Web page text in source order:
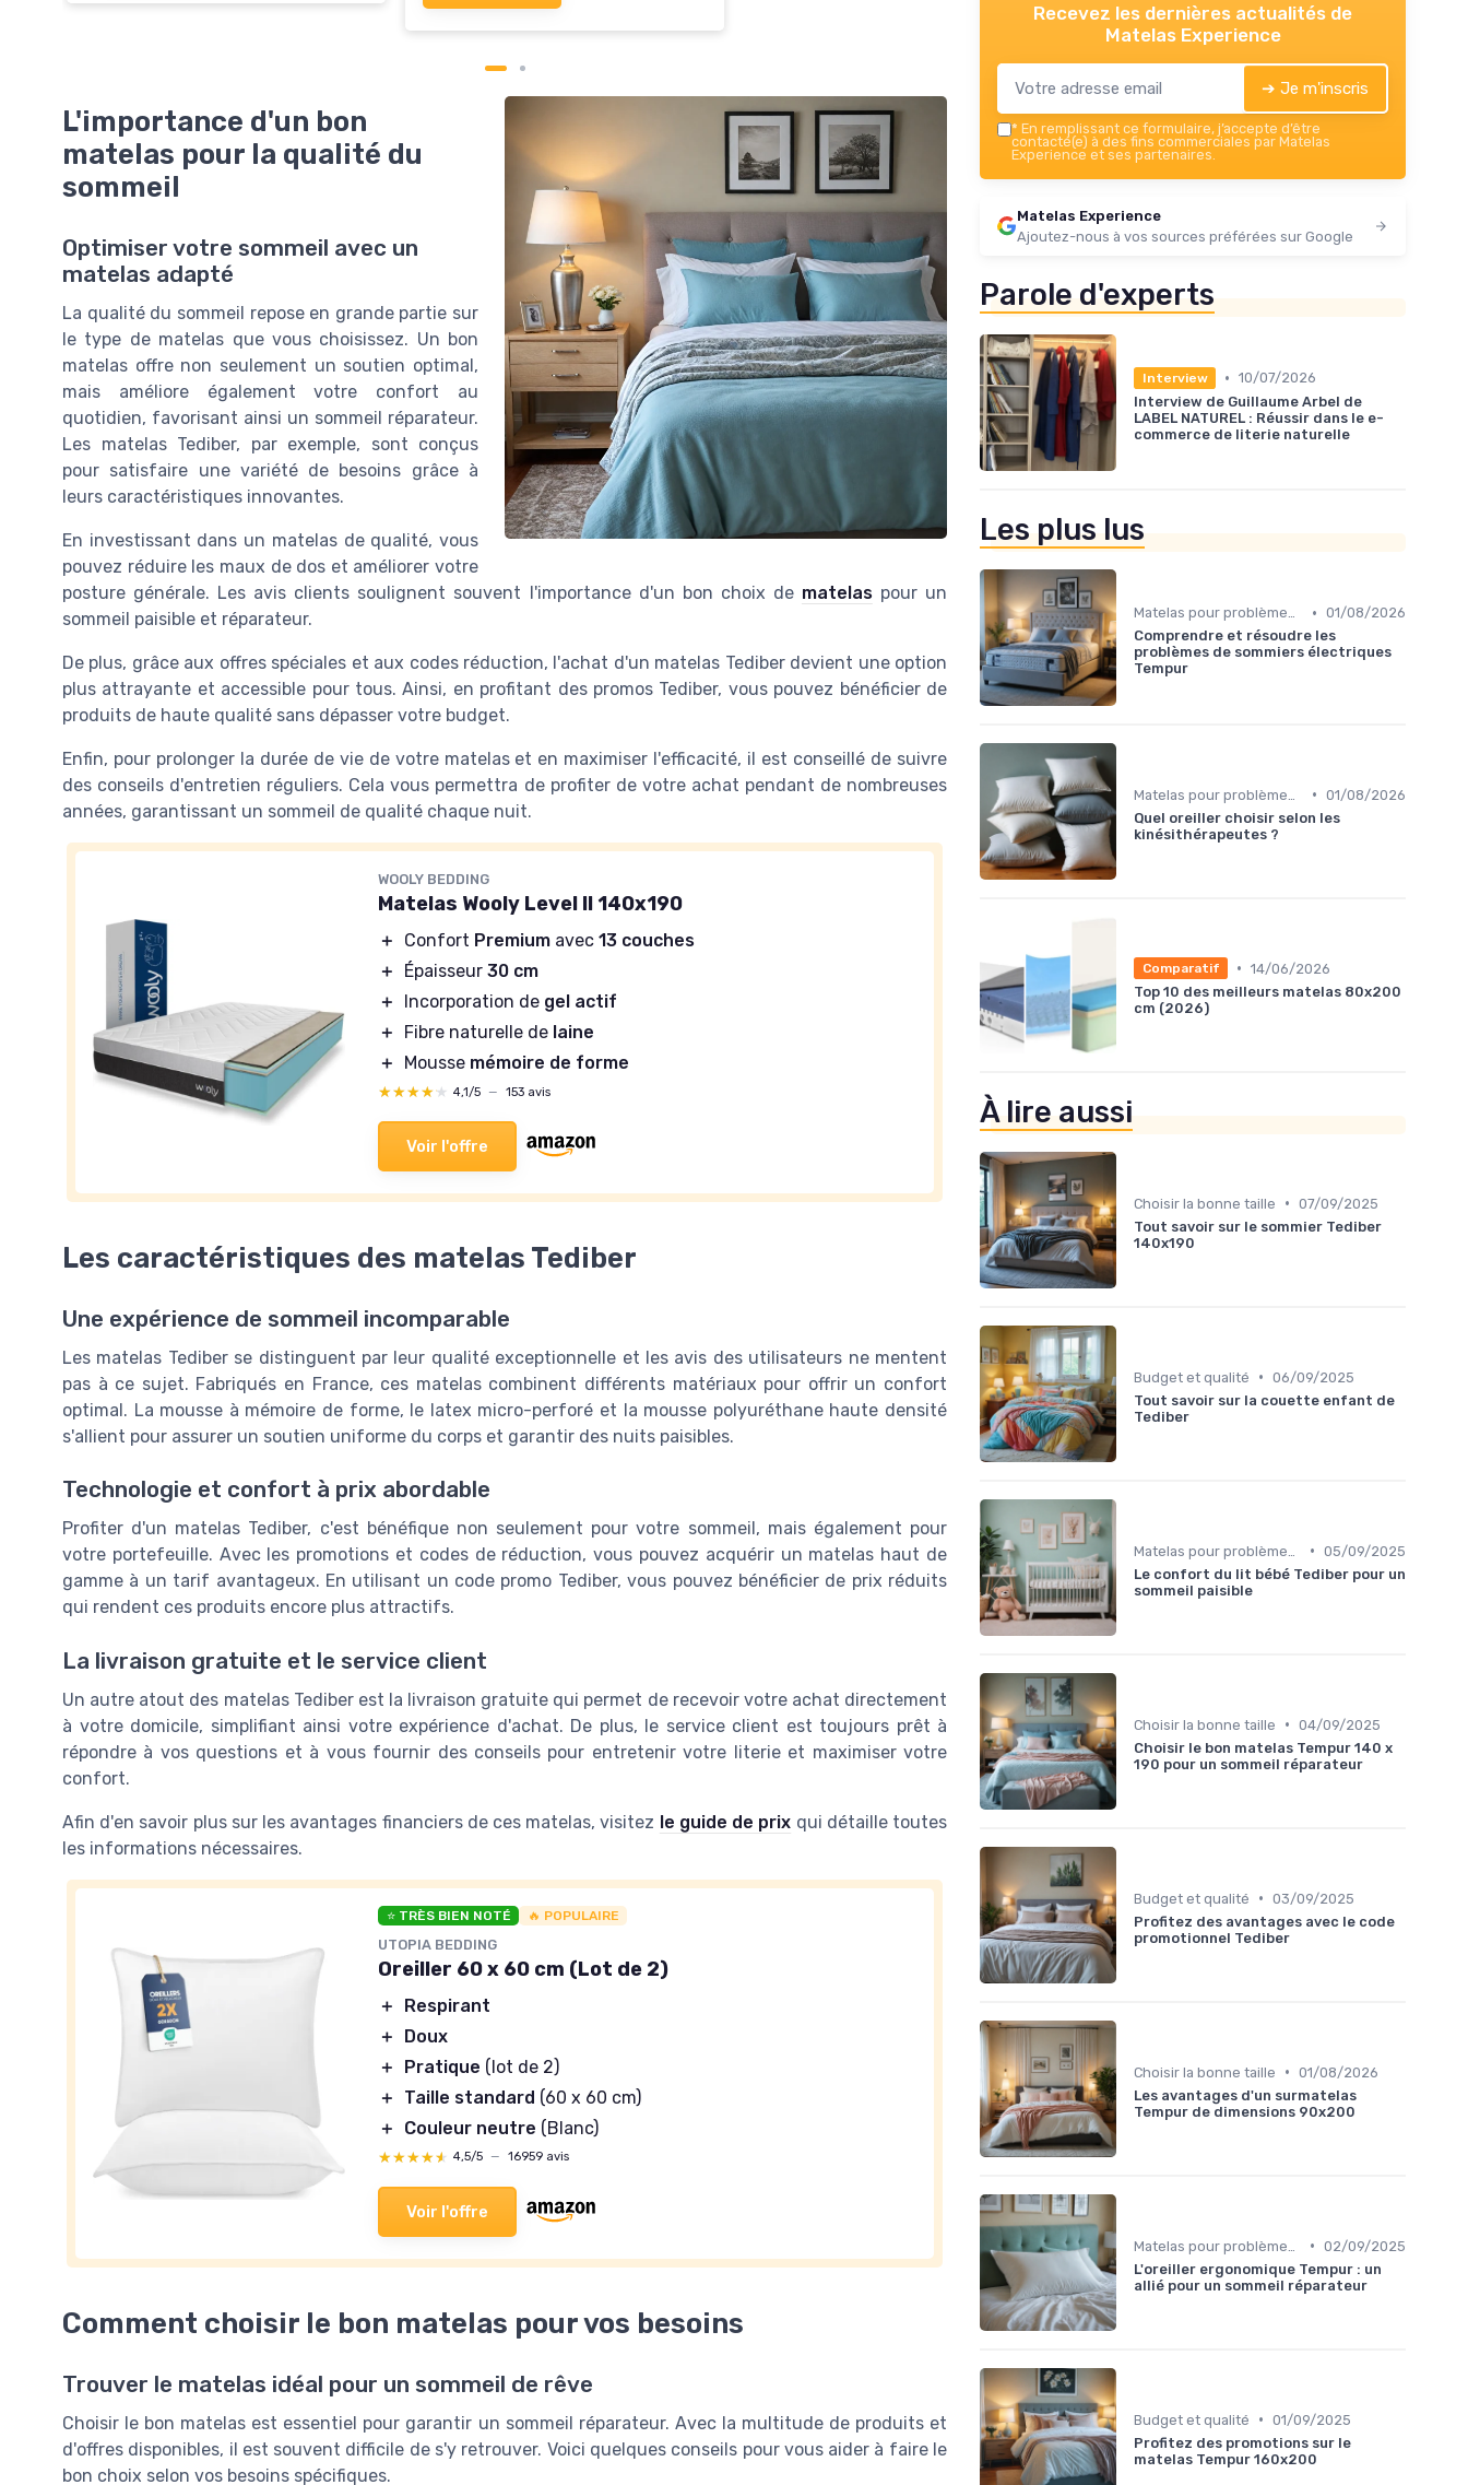
L'importance d'un bon
matelas pour la qualité du
sommeil
Optimiser votre sommeil avec un
matelas adapté
La qualité du sommeil repose en grande partie sur
le type de matelas que vous choisissez. Un bon
matelas offre non seulement un soutien optimal,
mais améliore également votre confort au
quotidien, favorisant ainsi un sommeil réparateur.
Les matelas Tediber, par exemple, sont conçus
pour satisfaire une variété de besoins grâce à
leurs caractéristiques innovantes.
En investissant dans un matelas de qualité, vous
pouvez réduire les maux de dos et améliorer votre
posture générale. Les avis clients soulignent souvent l'importance d'un bon choix de matelaspour un
sommeil paisible et réparateur.
De plus, grâce aux offres spéciales et aux codes réduction, l'achat d'un matelas Tediber devient une option
plus attrayante et accessible pour tous. Ainsi, en profitant des promos Tediber, vous pouvez bénéficier de
produits de haute qualité sans dépasser votre budget.
Enfin, pour prolonger la durée de vie de votre matelas et en maximiser l'efficacité, il est conseillé de suivre
des conseils d'entretien réguliers. Cela vous permettra de profiter de votre achat pendant de nombreuses
années, garantissant un sommeil de qualité chaque nuit.
WOOLY BEDDING
Matelas Wooly Level II 140x190
＋ Confort Premium avec13 couches
＋
Épaisseur30 cm
＋
Incorporation de gel actif
＋
Fibre naturelle de laine
＋
Mousse mémoire de forme
★★★★★
★★★★★ 4,1/5 — 153 avis
Voir l'offre
Les caractéristiques des matelas Tediber
Une expérience de sommeil incomparable
Les matelas Tediber se distinguent par leur qualité exceptionnelle et les avis des utilisateurs ne mentent
pas à ce sujet. Fabriqués en France, ces matelas combinent différents matériaux pour offrir un confort
optimal. La mousse à mémoire de forme, le latex micro-perforé et la mousse polyuréthane haute densité
s'allient pour assurer un soutien uniforme du corps et garantir des nuits paisibles.
Technologie et confort à prix abordable
Profiter d'un matelas Tediber, c'est bénéfique non seulement pour votre sommeil, mais également pour
votre portefeuille. Avec les promotions et codes de réduction, vous pouvez acquérir un matelas haut de
gamme à un tarif avantageux. En utilisant un code promo Tediber, vous pouvez bénéficier de prix réduits
qui rendent ces produits encore plus attractifs.
La livraison gratuite et le service client
Un autre atout des matelas Tediber est la livraison gratuite qui permet de recevoir votre achat directement
à votre domicile, simplifiant ainsi votre expérience d'achat. De plus, le service client est toujours prêt à
répondre à vos questions et à vous fournir des conseils pour entretenir votre literie et maximiser votre
confort.
Afin d'en savoir plus sur les avantages financiers de ces matelas, visitez le guide de prix qui détaille toutes
les informations nécessaires.
⭐ TRÈS BIEN NOTÉ 🔥 POPULAIRE
UTOPIA BEDDING
Oreiller 60 x 60 cm (Lot de 2)
＋
Respirant
＋
Doux
＋
Pratique (lot de 2)
＋
Taille standard (60 x 60 cm)
＋
Couleur neutre (Blanc)
★★★★★
★★★★★ 4,5/5 — 16959 avis
Voir l'offre
Comment choisir le bon matelas pour vos besoins
Trouver le matelas idéal pour un sommeil de rêve
Choisir le bon matelas est essentiel pour garantir un sommeil réparateur. Avec la multitude de produits et
d'offres disponibles, il est souvent difficile de s'y retrouver. Voici quelques conseils pour vous aider à faire le
bon choix selon vos besoins spécifiques.
Recevez les dernières actualités de
Matelas Experience
➔ Je m'inscris
* En remplissant ce formulaire, j’accepte d’être
contacté(e) à des fins commerciales par Matelas
Experience et ses partenaires.
Matelas Experience
Ajoutez-nous à vos sources préférées sur Google
Parole d'experts
Interview • 10/07/2026
Interview de Guillaume Arbel de
LABEL NATUREL : Réussir dans le e-
commerce de literie naturelle
Les plus lus
Matelas pour problèmes de dos • 01/08/2026
Comprendre et résoudre les
problèmes de sommiers électriques
Tempur
• 01/08/2026
Quel oreiller choisir selon les
kinésithérapeutes ?
Comparatif • 14/06/2026
Top 10 des meilleurs matelas 80x200
cm (2026)
À lire aussi
Choisir la bonne taille • 07/09/2025
Tout savoir sur le sommier Tediber
140x190
Budget et qualité • 06/09/2025
Tout savoir sur la couette enfant de
Tediber
• 05/09/2025
Le confort du lit bébé Tediber pour un
sommeil paisible
Choisir la bonne taille • 04/09/2025
Choisir le bon matelas Tempur 140 x
190 pour un sommeil réparateur
Budget et qualité • 03/09/2025
Profitez des avantages avec le code
promotionnel Tediber
Choisir la bonne taille • 01/08/2026
Les avantages d'un surmatelas
Tempur de dimensions 90x200
• 02/09/2025
L'oreiller ergonomique Tempur : un
allié pour un sommeil réparateur
Budget et qualité • 01/09/2025
Profitez des promotions sur le
matelas Tempur 160x200